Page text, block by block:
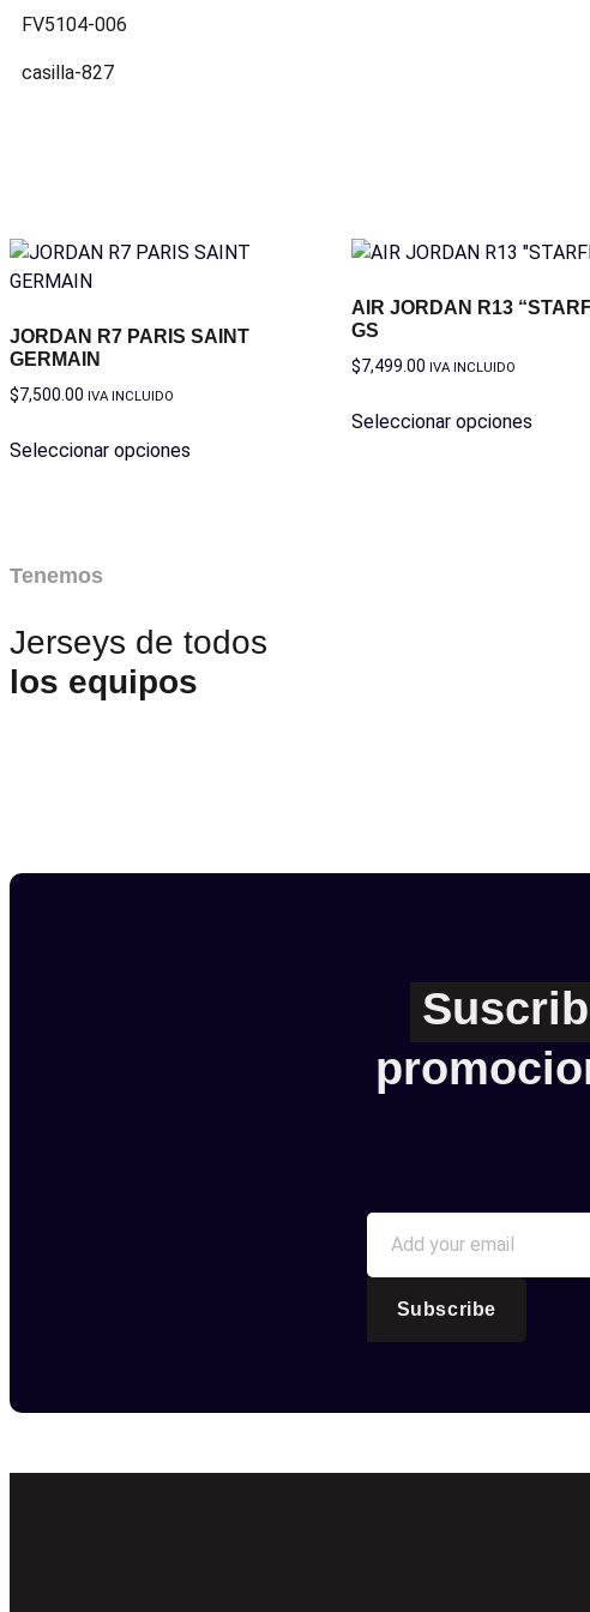
FV5104-006
casilla-827
JORDAN R7 PARIS SAINT
GERMAIN
$7,500.00 IVA INCLUIDO
Seleccionar opciones
AIR JORDAN R13
GS
$7,499.00 IVA INCLUIDO
Seleccionar opciones
Tenemos
Jerseys de todos
los equipos
Subscribe